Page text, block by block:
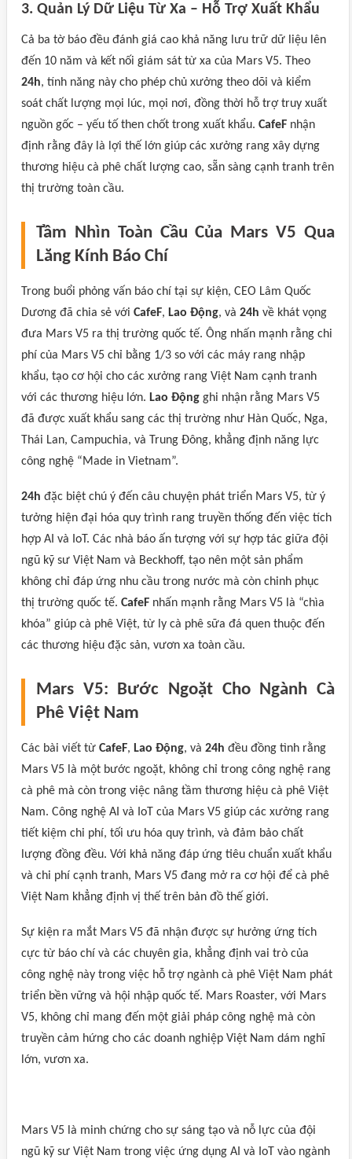
3. Quản Lý Dữ Liệu Từ Xa – Hỗ Trợ Xuất Khẩu
Cả ba tờ báo đều đánh giá cao khả năng lưu trữ dữ liệu lên
đến 10 năm và kết nối giám sát từ xa của Mars V5. Theo
24h, tính năng này cho phép chủ xưởng theo dõi và kiểm
soát chất lượng mọi lúc, mọi nơi, đồng thời hỗ trợ truy xuất
nguồn gốc – yếu tố then chốt trong xuất khẩu. CafeF nhận
định rằng đây là lợi thế lớn giúp các xưởng rang xây dựng
thương hiệu cà phê chất lượng cao, sẵn sàng cạnh tranh trên
thị trường toàn cầu.
Tầm Nhìn Toàn Cầu Của Mars V5 Qua
Lăng Kính Báo Chí
Trong buổi phỏng vấn báo chí tại sự kiện, CEO Lâm Quốc
Dương đã chia sẻ với CafeF, Lao Động, và 24h về khát vọng
đưa Mars V5 ra thị trường quốc tế. Ông nhấn mạnh rằng chi
phí của Mars V5 chỉ bằng 1/3 so với các máy rang nhập
khẩu, tạo cơ hội cho các xưởng rang Việt Nam cạnh tranh
với các thương hiệu lớn. Lao Động ghi nhận rằng Mars V5
đã được xuất khẩu sang các thị trường như Hàn Quốc, Nga,
Thái Lan, Campuchia, và Trung Đông, khẳng định năng lực
công nghệ “Made in Vietnam”.
24h đặc biệt chú ý đến câu chuyện phát triển Mars V5, từ ý
tưởng hiện đại hóa quy trình rang truyền thống đến việc tích
hợp AI và IoT. Các nhà báo ấn tượng với sự hợp tác giữa đội
ngũ kỹ sư Việt Nam và Beckhoff, tạo nên một sản phẩm
không chỉ đáp ứng nhu cầu trong nước mà còn chinh phục
thị trường quốc tế. CafeF nhấn mạnh rằng Mars V5 là “chìa
khóa” giúp cà phê Việt, từ ly cà phê sữa đá quen thuộc đến
các thương hiệu đặc sản, vươn xa toàn cầu.
Mars V5: Bước Ngoặt Cho Ngành Cà
Phê Việt Nam
Các bài viết từ CafeF, Lao Động, và 24h đều đồng tình rằng
Mars V5 là một bước ngoặt, không chỉ trong công nghệ rang
cà phê mà còn trong việc nâng tầm thương hiệu cà phê Việt
Nam. Công nghệ AI và IoT của Mars V5 giúp các xưởng rang
tiết kiệm chi phí, tối ưu hóa quy trình, và đảm bảo chất
lượng đồng đều. Với khả năng đáp ứng tiêu chuẩn xuất khẩu
và chi phí cạnh tranh, Mars V5 đang mở ra cơ hội để cà phê
Việt Nam khẳng định vị thế trên bản đồ thế giới.
Sự kiện ra mắt Mars V5 đã nhận được sự hưởng ứng tích
cực từ báo chí và các chuyên gia, khẳng định vai trò của
công nghệ này trong việc hỗ trợ ngành cà phê Việt Nam phát
triển bền vững và hội nhập quốc tế. Mars Roaster, với Mars
V5, không chỉ mang đến một giải pháp công nghệ mà còn
truyền cảm hứng cho các doanh nghiệp Việt Nam dám nghĩ
lớn, vươn xa.
Mars V5 là minh chứng cho sự sáng tạo và nỗ lực của đội
ngũ kỹ sư Việt Nam trong việc ứng dụng AI và IoT vào ngành